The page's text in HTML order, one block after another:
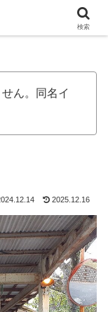
ん。同名イ
2025.12.16
検索